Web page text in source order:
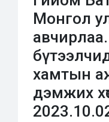
Монгол
хамтын
дэмжих